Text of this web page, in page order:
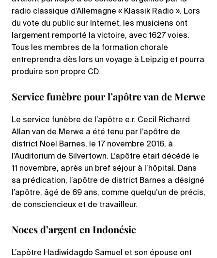
radio classique d’Allemagne « Klassik Radio ». Lors
du vote du public sur Internet, les musiciens ont
largement remporté la victoire, avec 1627 voies.
Tous les membres de la formation chorale
entreprendra dès lors un voyage à Leipzig et pourra
produire son propre CD.
Service funèbre pour l’apôtre van de Merwe
Le service funèbre de l’apôtre e.r. Cecil Richarrd
Allan van de Merwe a été tenu par l’apôtre de
district Noel Barnes, le 17 novembre 2016, à
l’Auditorium de Silvertown. L’apôtre était décédé le
11 novembre, après un bref séjour à l’hôpital. Dans
sa prédication, l’apôtre de district Barnes a désigné
l’apôtre, âgé de 69 ans, comme quelqu’un de précis,
de consciencieux et de travailleur.
Noces d’argent en Indonésie
L’apôtre Hadiwidagdo Samuel et son épouse ont